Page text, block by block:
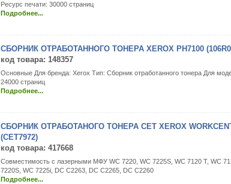
Ресурс печати: 30000 страниц
Подробнее...
СБОРНИК ОТРАБОТАННОГО ТОНЕРА XEROX PH7100
код товара: 148357
Основные Для бренда: Xerox Тип: Сборник отработанного тонера Для
24000 страниц
Подробнее...
СБОРНИК ОТРАБОТАНОГО ТОНЕРА CET XEROX
(CET7972)
код товара: 417668
Совместимость с лазерными МФУ WC 7220, WC 7225S, WC 7120 T, WC
7220S, WC 7225i, DC C2263, DC C2265, DC C2260
Подробнее...